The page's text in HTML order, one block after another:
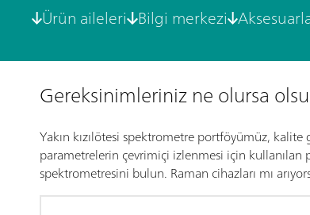
Ürün aileleri Bilgi merkezi
Gereksinimleriniz ne olursa
Yakın kızılötesi spektrometre portföyümüz,
parametrelerin çevrimiçi izlenmesi için kullanılan
spektrometresini bulun. Raman cihazları mı